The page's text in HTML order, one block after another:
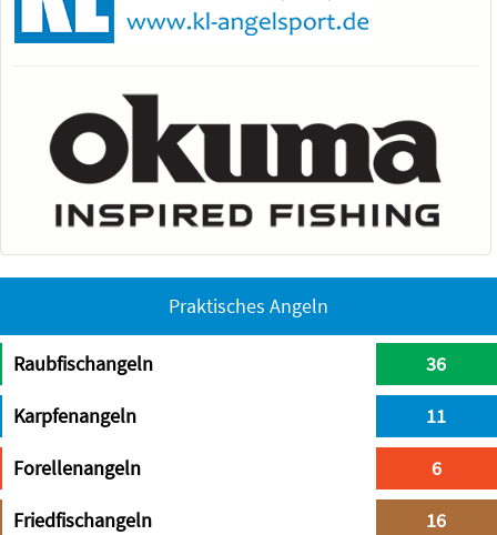
Praktisches Angeln
Raubfischangeln 36
Karpfenangeln 11
Forellenangeln 6
Friedfischangeln 16